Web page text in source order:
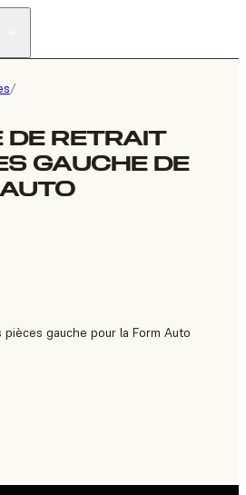
/
DE RETRAIT
GAUCHE DE
gauche pour la Form Auto